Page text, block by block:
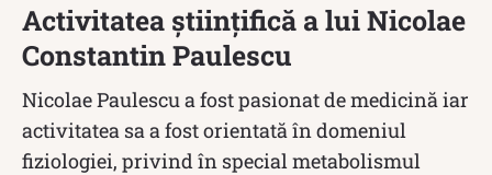
Activitatea științifică a lui Nicolae
Constantin Paulescu
Nicolae Paulescu a fost pasionat de medicină iar
activitatea sa a fost orientată în domeniul
fiziologiei, privind în special metabolismul